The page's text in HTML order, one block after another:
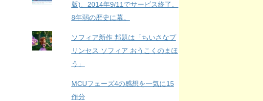
版)、2014年9/11でサービス終了。
8年弱の歴史に幕。
ソフィア新作 邦題は「ちいさなプ
リンセス ソフィア おうこくのまほ
う」
MCUフェーズ4の感想を一気に15
作分